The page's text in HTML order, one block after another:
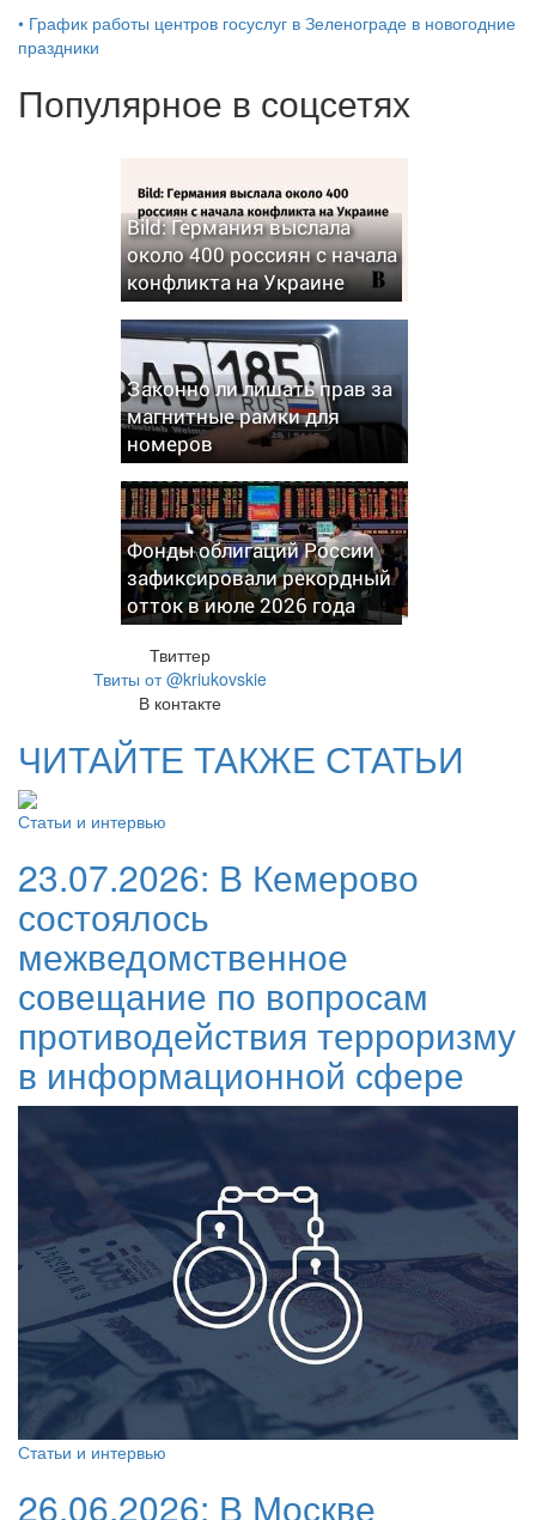
• График работы центров госуслуг в Зеленограде в новогодние
праздники
Популярное в соцсетях
Bild: Германия выслала
около 400 россиян с начала
конфликта на Украине
Законно ли лишать прав за
магнитные рамки для
номеров
Фонды облигаций России
зафиксировали рекордный
отток в июле 2026 года
Твиттер
Твиты от @kriukovskie
В контакте
ЧИТАЙТЕ ТАКЖЕ СТАТЬИ
Статьи и интервью
23.07.2026: В Кемерово
состоялось
межведомственное
совещание по вопросам
противодействия терроризму
в информационной сфере
Статьи и интервью
26.06.2026: В Москве